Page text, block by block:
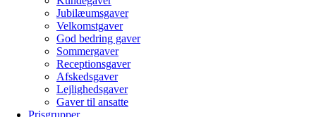
Jubilæumsgaver
Velkomstgaver
God bedring gaver
Sommergaver
Receptionsgaver
Afskedsgaver
Lejlighedsgaver
Gaver til ansatte